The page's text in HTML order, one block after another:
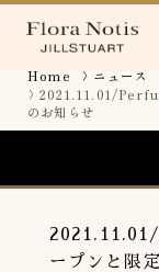
home
ニュース
2021.11.01/
のお知らせ
2021.11.01
ープンと限